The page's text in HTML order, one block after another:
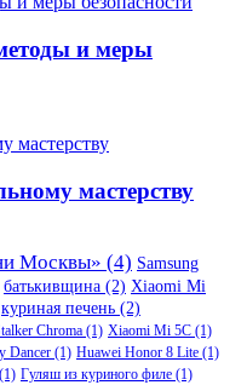
и меры
мастерству
Москвы» (4) Samsung
батькивщина (2) Xiaomi Mi
куриная печень (2)
Chroma (1) Xiaomi Mi 5C (1)
Dancer (1) Huawei Honor 8 Lite (1)
(1) Гуляш из куриного филе (1)